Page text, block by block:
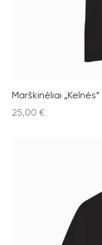
Marškinėliai „Kelnės”
25,00 €